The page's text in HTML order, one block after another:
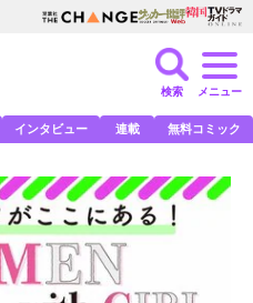
検索 メニュー
インタビュー 連載 無料コミック